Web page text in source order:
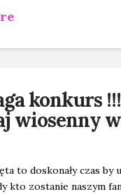
konkurs !!!
wiosenny
to doskonały czas by
kto zostanie naszym